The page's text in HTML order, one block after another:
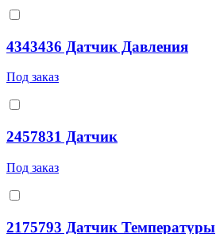
4343436 Датчик Давления
Под заказ
2457831 Датчик
Под заказ
2175793 Датчик Температуры